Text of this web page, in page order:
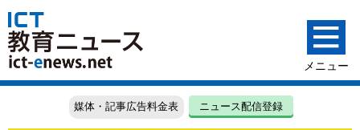
媒体・記事広告料金表 ニュース配信登録